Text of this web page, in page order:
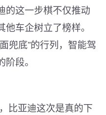
的这一步棋不仅推动
车企树立了榜样。
兜底”的行列，智能驾
段。
比亚迪这次是真的下